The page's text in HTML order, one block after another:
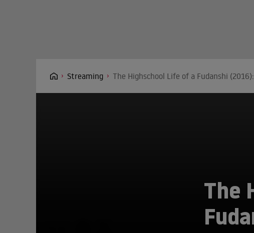
Streaming The Highschool Life of a Fudanshi
The